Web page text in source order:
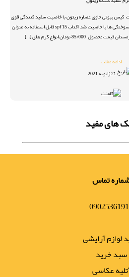
کیس بیوتی حاوی عصاره زیتون با خاصیت سفید کنندگی قوی
پوست لک بر – پوشاننده قوی – درمان آفتاب سوختگی ها با خاصیت ضد آفتاب spf 15 قابل استفاده به عنوان
000 تومان انواع کرم های […]
ادامه مطلب
21 ژانویه 2021
های مفید
تماس
لوازم آرایشی
سبد خرید
عکاسی